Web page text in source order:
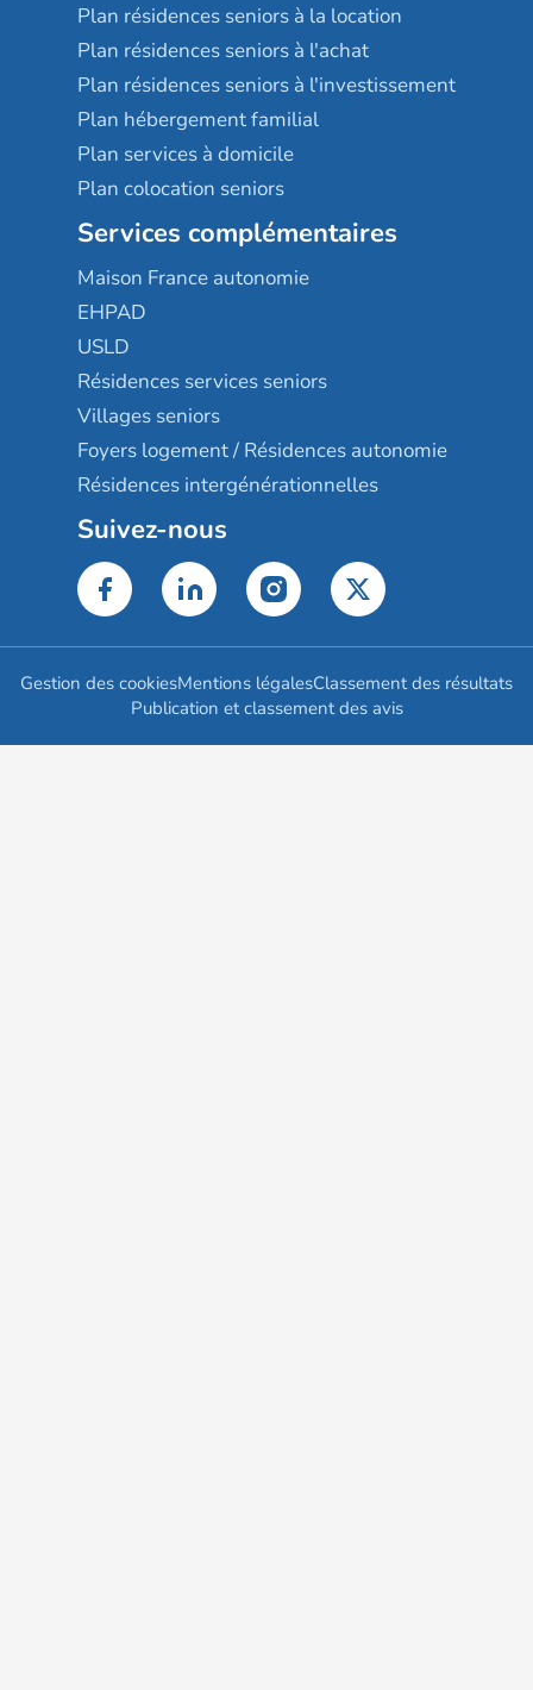
Plan résidences seniors à la location
Plan résidences seniors à l'achat
Plan résidences seniors à l'investissement
Plan hébergement familial
Plan services à domicile
Plan colocation seniors
Services complémentaires
Maison France autonomie
EHPAD
USLD
Résidences services seniors
Villages seniors
Foyers logement / Résidences autonomie
Résidences intergénérationnelles
Suivez-nous
Gestion des cookiesMentions légalesClassement des résultats
Publication et classement des avis